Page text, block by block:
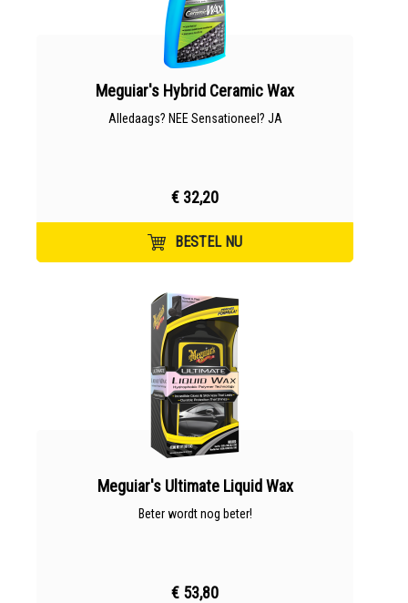
Meguiar's Hybrid Ceramic Wax
Alledaags? NEE Sensationeel? JA
€ 32,20
BESTEL NU
Meguiar's Ultimate Liquid Wax
Beter wordt nog beter!
€ 53,80